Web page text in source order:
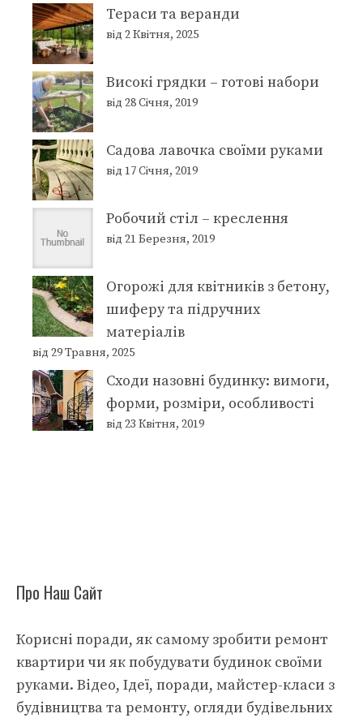
Тераси та веранди
від 2 Квітня, 2025
Високі грядки – готові набори
від 28 Січня, 2019
Садова лавочка своїми руками
від 17 Січня, 2019
Робочий стіл – креслення
від 21 Березня, 2019
Огорожі для квітників з бетону,
шиферу та підручних
матеріалів
від 29 Травня, 2025
Сходи назовні будинку: вимоги,
форми, розміри, особливості
від 23 Квітня, 2019
Про Наш Сайт
Корисні поради, як самому зробити ремонт
квартири чи як побудувати будинок своїми
руками. Відео, Ідеї, поради, майстер-класи з
будівництва та ремонту, огляди будівельних